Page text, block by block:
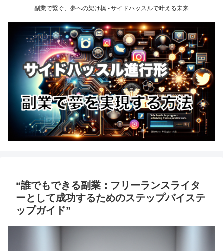
副業で繋ぐ、夢への架け橋 - サイドハッスルで叶える未来
“誰でもできる副業：フリーランスライタ
ーとして成功するためのステップバイステ
ップガイド”